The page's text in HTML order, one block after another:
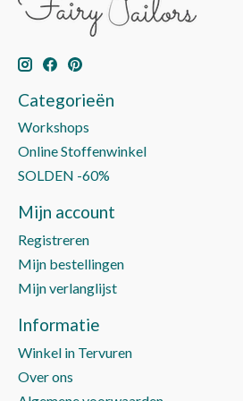
Categorieën
Workshops
Online Stoffenwinkel
SOLDEN -60%
Mijn account
Registreren
Mijn bestellingen
Mijn verlanglijst
Informatie
Winkel in Tervuren
Over ons